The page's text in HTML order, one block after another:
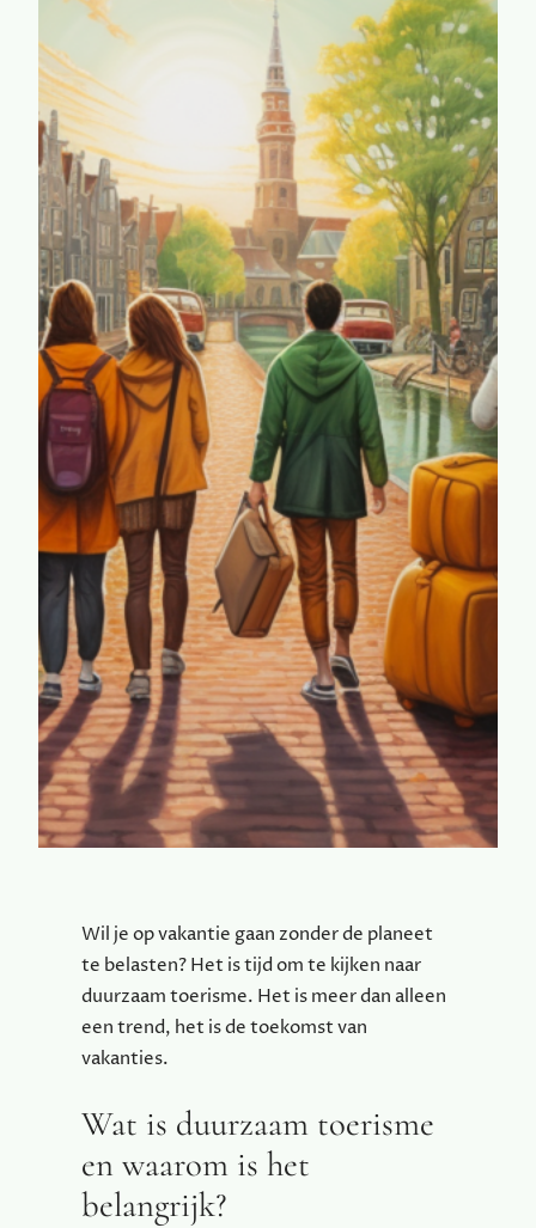
Wil je op vakantie gaan zonder de planeet
te belasten? Het is tijd om te kijken naar
duurzaam toerisme. Het is meer dan alleen
een trend, het is de toekomst van
vakanties.
Wat is duurzaam toerisme
en waarom is het
belangrijk?